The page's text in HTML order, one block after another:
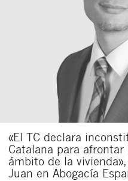
«El TC declara
Catalana para
ámbito de la
Juan en Abogacía